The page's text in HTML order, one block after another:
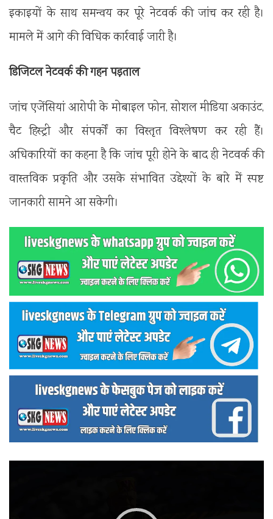
इकाइयों के साथ समन्वय कर पूरे नेटवर्क की जांच कर रही है।
मामले में आगे की विधिक कार्रवाई जारी है।
डिजिटल नेटवर्क की गहन पड़ताल
जांच एजेंसियां आरोपी के मोबाइल फोन, सोशल मीडिया अकाउंट,
चैट हिस्ट्री और संपर्कों का विस्तृत विश्लेषण कर रही हैं।
अधिकारियों का कहना है कि जांच पूरी होने के बाद ही नेटवर्क की
वास्तविक प्रकृति और उसके संभावित उद्देश्यों के बारे में स्पष्ट
जानकारी सामने आ सकेगी।